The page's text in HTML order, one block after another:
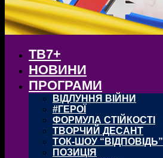
ТВ7+
НОВИНИ
ПРОГРАМИ
ВІДЛУННЯ ВІЙНИ
#ГЕРОЇ
ФОРМУЛА СТІЙКОСТІ
ТВОРЧИЙ ДЕСАНТ
ТОК-ШОУ “ВІДПОВІДЬ”
ПОЗИЦІЯ